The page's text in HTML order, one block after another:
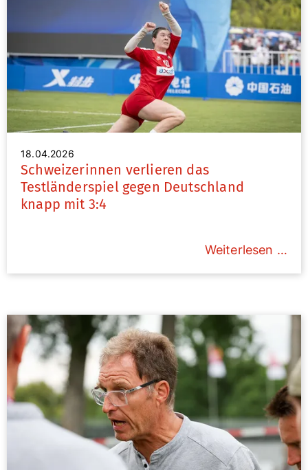
Bild: Weber / IFA
18.04.2026
Schweizerinnen verlieren das
Testländerspiel gegen Deutschland
knapp mit 3:4
Weiterlesen …